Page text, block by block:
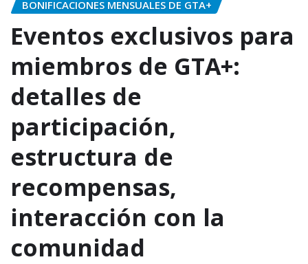
BONIFICACIONES MENSUALES DE GTA+
Eventos exclusivos para
miembros de GTA+:
detalles de
participación,
estructura de
recompensas,
interacción con la
comunidad